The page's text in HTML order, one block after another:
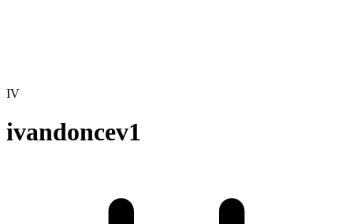
IV
ivandoncev1